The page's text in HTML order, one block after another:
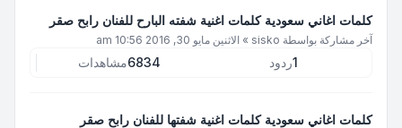
كلمات اغاني سعودية كلمات اغنية شفته البارح للفنان رابح صقر
آخر مشاركة بواسطة sisko
» الاثنين مايو 30, 2016 10:56 am
1ردود 6834مشاهدات
كلمات اغاني سعودية كلمات اغنية شفتها للفنان رابح صقر